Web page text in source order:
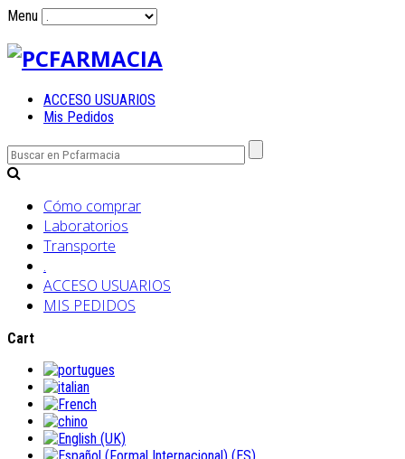
Menu
ACCESO USUARIOS
Mis Pedidos
Cómo comprar
Laboratorios
Transporte
.
ACCESO USUARIOS
MIS PEDIDOS
Cart